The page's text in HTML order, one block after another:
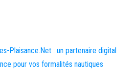
Plaisance.Net : un partenaire digital
pour vos formalités nautiques